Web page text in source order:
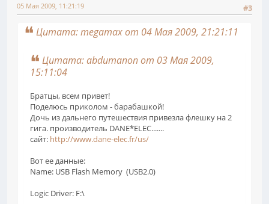
#3
05 Мая 2009, 11:21:19
Цитата: megamax от 04 Мая 2009, 21:21:11
Цитата: abdumanon от 03 Мая 2009,
15:11:04
Братцы, всем привет!
Поделюсь приколом - барабашкой!
Дочь из дальнего путешествия привезла флешку на 2
гига. производитель DANE*ELEC.......
сайт: http://www.dane-elec.fr/us/
Вот ее данные:
Name: USB Flash Memory (USB2.0)
Logic Driver: F:\